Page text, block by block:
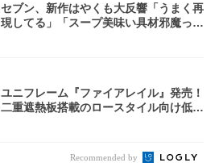
セブン、新作はやくも大反響「うまく再
現してる」「スープ美味い具材邪魔って
ユニフレーム『ファイアレイル』発売！
二重遮熱板搭載のロースタイル向け低型
Recommended by